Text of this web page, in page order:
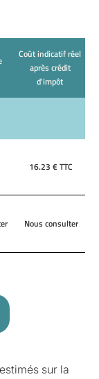
Coût indicatif réel
après crédit
d'impôt
16.23 € TTC
Nous consulter
estimés sur la